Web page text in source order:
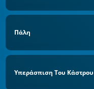
Πάλη
Υπεράσπιση Του Κάστρου